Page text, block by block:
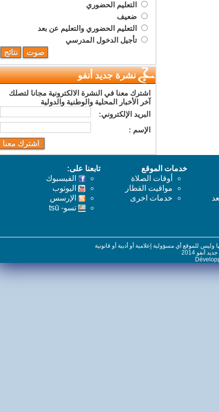
التعليم الحضوري
ضعيف
التعليم الحضوري والتعليم عن بعد
تأجيل الدخول المدرسي
نشرة جديد أنفو
اشترك معنا في النشرة الالكترونية مجانا لتصلك
آخر الأخبار المحلية والوطنية والدولية
البريد اﻹلكتروني:
اﻹسم :
خدمات الموقع
أوقات الصلاة
مواقيت القطار
خدمات اخرى
تابعنا على:
الفيسبوك
اليوتوب
اﻹرسس
تسو- tsū
للموقع أي مسؤولية إعلامية أو أدبية أو قانونية
2014